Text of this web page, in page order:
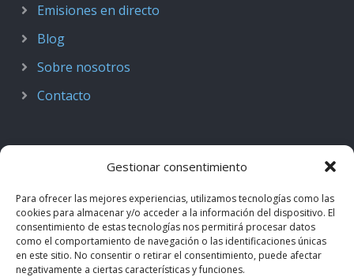
Gestionar consentimiento
Para ofrecer las mejores experiencias, utilizamos tecnologías como las
cookies para almacenar y/o acceder a la información del dispositivo. El
consentimiento de estas tecnologías nos permitirá procesar datos
como el comportamiento de navegación o las identificaciones únicas
en este sitio. No consentir o retirar el consentimiento, puede afectar
negativamente a ciertas características y funciones.
Emisiones en directo
Blog
Sobre nosotros
Contacto